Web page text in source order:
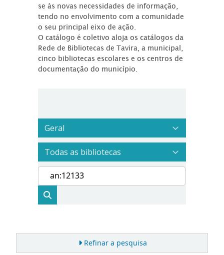
se às novas necessidades de informação,
tendo no envolvimento com a comunidade
o seu principal eixo de ação.
O catálogo é coletivo aloja os catálogos da
Rede de Bibliotecas de Tavira, a municipal,
cinco bibliotecas escolares e os centros de
documentação do município.
Refinar a pesquisa